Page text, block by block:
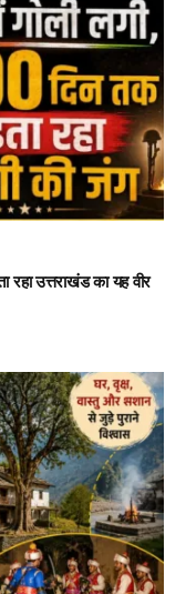
रहा उत्तराखंड का यह वीर